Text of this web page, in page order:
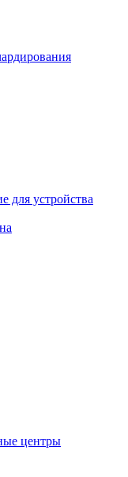
для устройства
центры